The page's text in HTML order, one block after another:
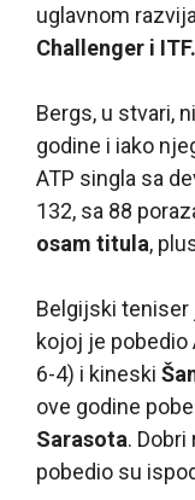
uglavnom
Challenger i ITF.
Bergs, u stvari,
godine i iako
ATP singla sa
132, sa 88
osam titula,
Belgijski teniser
kojoj je pobedio
6-4) i kineski
ove godine
Sarasota.
pobedio su